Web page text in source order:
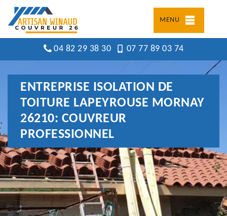
MENU
04 82 29 38 30 07 77 89 03 74
ENTREPRISE ISOLATION DE
TOITURE LAPEYROUSE MORNAY
26210: COUVREUR
PROFESSIONNEL